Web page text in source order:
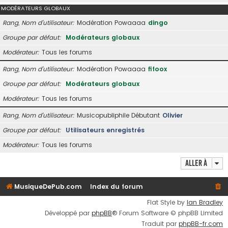
MODÉRATEURS GLOBAUX
Rang, Nom d’utilisateur Modération Powaaaa dingo
Groupe par défaut
Modérateurs globaux
Modérateur Tous les forums
Rang, Nom d’utilisateur Modération Powaaaa fifoox
Groupe par défaut
Modérateurs globaux
Modérateur Tous les forums
Rang, Nom d’utilisateur Musicopubliphile Débutant Olivier
Groupe par défaut
Utilisateurs enregistrés
Modérateur Tous les forums
Aller à
MusiqueDePub.com
Index du forum
Flat Style by Ian Bradley
Développé par phpBB® Forum Software © phpBB Limited
Traduit par phpBB-fr.com